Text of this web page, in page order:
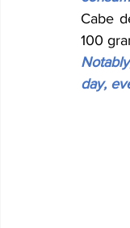
Cabe
100
day,